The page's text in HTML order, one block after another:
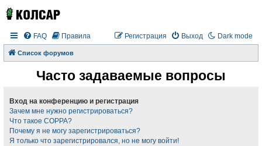
Dark mode
FAQ Правила Выход
Регистрация
Список форумов
Часто задаваемые вопросы
Вход на конференцию и регистрация
Зачем мне нужно регистрироваться?
Что такое COPPA?
Почему я не могу зарегистрироваться?
Я только что зарегистрировался, но не могу войти!